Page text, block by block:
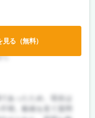
レポート両方なし
し
あったため、現在は
見る（無料）